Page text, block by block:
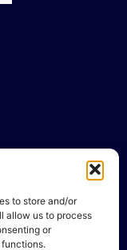
to store and/or
allow us to process
or